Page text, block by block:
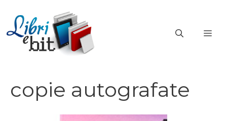
contenuto
copie autografate